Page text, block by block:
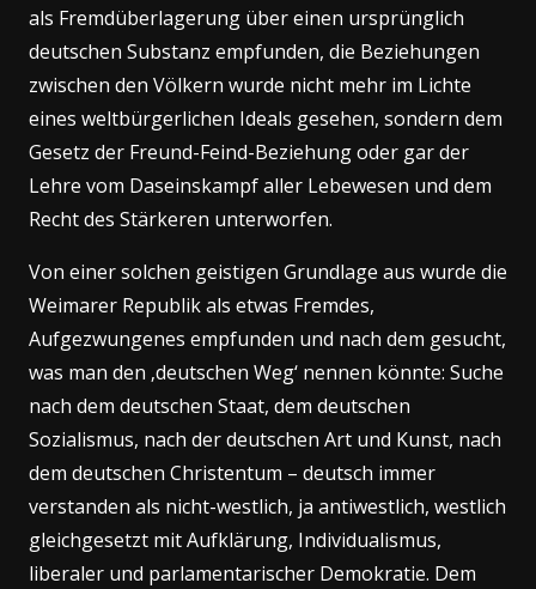
als Fremdüberlagerung über einen ursprünglich
deutschen Substanz empfunden, die Beziehungen
zwischen den Völkern wurde nicht mehr im Lichte
eines weltbürgerlichen Ideals gesehen, sondern dem
Gesetz der Freund-Feind-Beziehung oder gar der
Lehre vom Daseinskampf aller Lebewesen und dem
Recht des Stärkeren unterworfen.
Von einer solchen geistigen Grundlage aus wurde die
Weimarer Republik als etwas Fremdes,
Aufgezwungenes empfunden und nach dem gesucht,
was man den ‚deutschen Weg‘ nennen könnte: Suche
nach dem deutschen Staat, dem deutschen
Sozialismus, nach der deutschen Art und Kunst, nach
dem deutschen Christentum – deutsch immer
verstanden als nicht-westlich, ja antiwestlich, westlich
gleichgesetzt mit Aufklärung, Individualismus,
liberaler und parlamentarischer Demokratie. Dem